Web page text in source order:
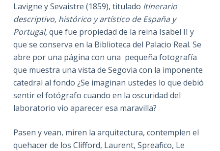
Lavigne y Sevaistre (1859), titulado Itinerario
descriptivo, histórico y artístico de España y
Portugal,que fue propiedad de la reina Isabel II y
que se conserva en la Biblioteca del Palacio Real. Se
abre por una página con una pequeña fotografía
que muestra una vista de Segovia con la imponente
catedral al fondo ¿Se imaginan ustedes lo que debió
sentir el fotógrafo cuando en la oscuridad del
laboratorio vio aparecer esa maravilla?
Pasen y vean, miren la arquitectura, contemplen el
quehacer de los Clifford, Laurent, Spreafico, Le